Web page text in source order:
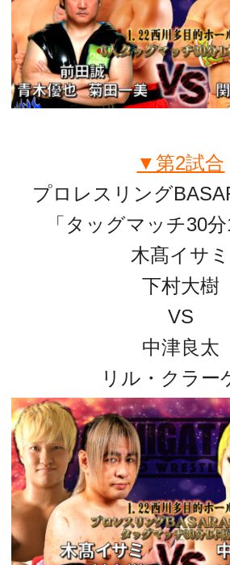
▼第2試合
プロレスリング
「タッグマッチ30分
木髙イサミ
下村大樹
VS
中津良太
リル・クラー